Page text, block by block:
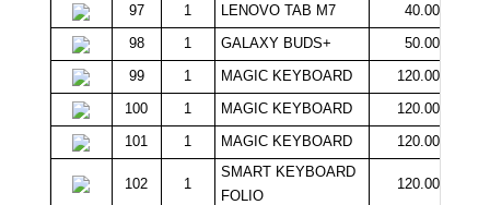
97
1 LENOVO TAB M7
40.000
98
1 GALAXY BUDS+
50.000
99
1 MAGIC KEYBOARD
120.000
100
1 MAGIC KEYBOARD
120.000
101
1 MAGIC KEYBOARD 120.000
102 1
SMART KEYBOARD
FOLIO
120.000